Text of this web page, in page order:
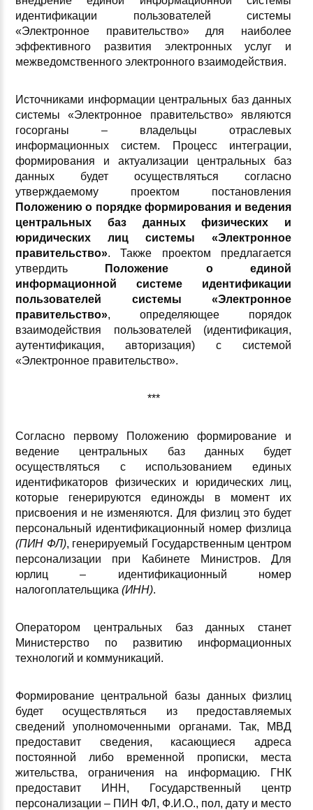
идентификации пользователей системы
«Электронное правительство» для наиболее
эффективного развития электронных услуг и
межведомственного электронного взаимодействия.
Источниками информации центральных баз данных
системы «Электронное правительство» являются
госорганы – владельцы отраслевых
информационных систем. Процесс интеграции,
формирования и актуализации центральных баз
данных будет осуществляться согласно
утверждаемому проектом постановления
Положению о порядке формирования и ведения
центральных баз данных физических и
юридических лиц системы «Электронное
правительство». Также проектом предлагается
утвердить
Положение о единой
информационной системе идентификации
пользователей системы «Электронное
правительство», определяющее порядок
взаимодействия пользователей (идентификация,
аутентификация, авторизация) с системой
«Электронное правительство».
***
Согласно первому Положению
формирование и
ведение центральных баз данных будет
осуществляться с использованием единых
идентификаторов физических и юридических лиц,
которые генерируются единожды в момент их
присвоения и не изменяются. Для физлиц это будет
персональный идентификационный номер физлица
(ПИН ФЛ), генерируемый Государственным центром
персонализации при Кабинете Министров. Для
юрлиц – идентификационный номер
налогоплательщика (ИНН).
Оператором центральных баз данных станет
Министерство по развитию информационных
технологий и коммуникаций.
Формирование центральной базы данных физлиц
будет осуществляться из предоставляемых
сведений уполномоченными органами. Так, МВД
предоставит сведения, касающиеся адреса
постоянной либо временной прописки, места
жительства, ограничения на информацию. ГНК
предоставит ИНН, Государственный центр
персонализации – ПИН ФЛ, Ф.И.О., пол, дату и место